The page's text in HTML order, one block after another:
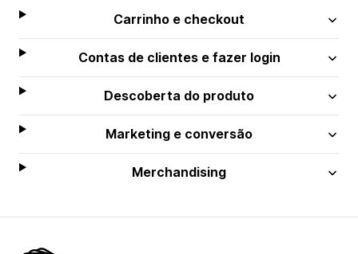
Carrinho e checkout
Contas de clientes e fazer login
Descoberta do produto
Marketing e conversão
Merchandising